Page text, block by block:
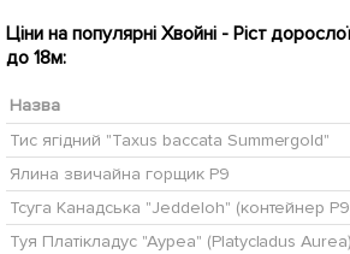
Ціни на популярні Хвойні - Ріст
до 18м:
Назва
Тис ягідний "Taxus baccata Summergold"
Ялина звичайна горщик P9
Тсуга Канадська "Jeddeloh" (контейнер